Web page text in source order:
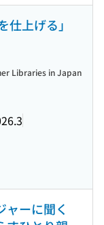
仕上げる」
Libraries in Japan
ャーに聞く